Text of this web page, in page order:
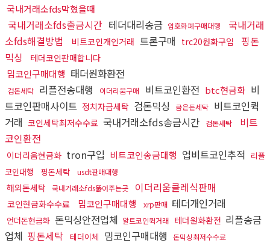
국내거래소fds막혔을때
국내거래소fds출금시간 테더대리송금 암호화폐구매대행
국내거래
소fds해결방법
비트코인개인거래 트론구매 trc20원화구입
핑돈
믹싱
테더코인판매합니다
밈코인구매대행 태더원화환전
검돈세탁 리플전송대행 이더리움구매 비트코인환전 btc현금화 비
트코인판매사이트 정치자금세탁 검돈믹싱 금은돈세탁 비트코인퀵
거래 코인세탁최저수수료 국내거래소fds송금시간 검돈세탁
비트
코인환전
이더리움현금화 tron구입 비트코인송금대행 업비트코인추적 리플
코인대행
핑돈세탁 usdt판매대행
해외돈세탁 국내거래소fds뚫어주는곳 이더리움클레식판매
코인현금화수수료 밈코인구매대행 xrp판매 테더개인거래
언더돈현금화 돈믹싱안전업체 알트코인퀵거래 테더원화환전 리플송금
업체 핑돈세탁 테더이체 밈코인구매대행
돈믹싱최저수수료